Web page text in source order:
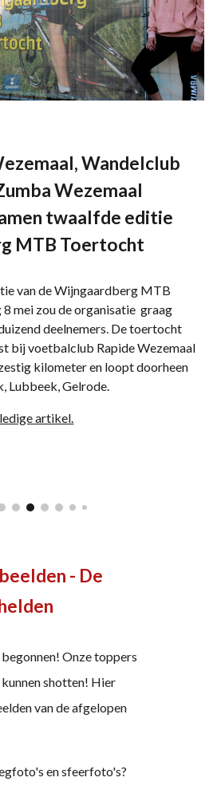
Wandelclub
Wezemaal
twaalfde editie
MTB Toertocht
van de Wijngaardberg MTB
mei zou de organisatie graag
deelnemers. De toertocht
bij voetbalclub Rapide Wezemaal
kilometer en loopt doorheen
Lubbeek, Gelrode.
artikel.
- De
Onze toppers
shotten! Hier
van de afgelopen
en sfeerfoto's?